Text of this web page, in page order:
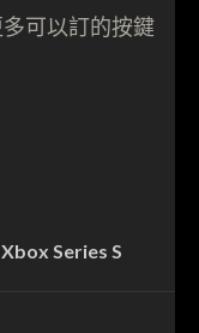
可以訂的按鍵
Xbox Series S